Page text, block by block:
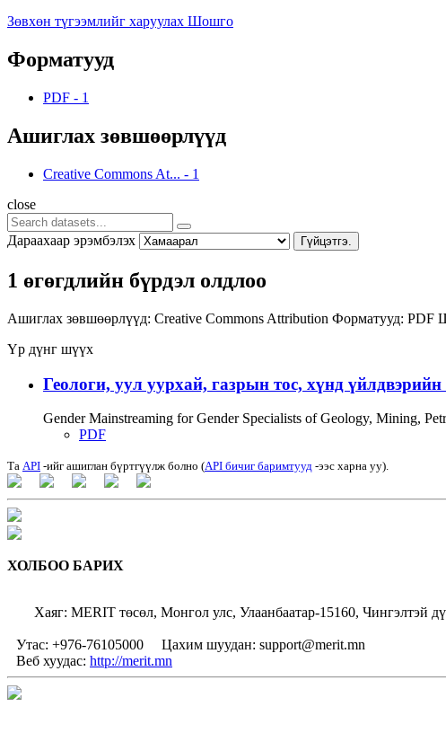
Зөвхөн түгээмлийг харуулах Шошго
Форматууд
PDF - 1
Ашиглах зөвшөөрлүүд
Creative Commons At... - 1
close
Дараахаар эрэмбэлэх Гүйцэтгэ.
1 өгөгдлийн бүрдэл олдлоо
Ашиглах зөвшөөрлүүд: Creative Commons Attribution Форматууд: PDF
Үр дүнг шүүх
Геологи, уул уурхай, газрын тос, хүнд
Gender Mainstreaming for Gender Specialists of Geology, Mining,
PDF
Та API -ийг ашиглан бүртгүүлж болно (API бичиг баримтууд -ээс харна уу).
ХОЛБОО БАРИХ
Хаяг: MERIT төсөл, Монгол улс, Улаанбаатар-15160, Чингэлтэй
Утас: +976-76105000
Цахим шуудан: support@merit.mn
Веб хуудас: http://merit.mn